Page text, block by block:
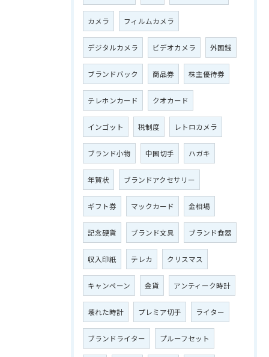
カメラ フィルムカメラ
デジタルカメラ ビデオカメラ 外国銭
ブランドバック 商品券 株主優待券
テレホンカード クオカード
インゴット 税制度 レトロカメラ
ブランド小物 中国切手 ハガキ
年賀状 ブランドアクセサリー
ギフト券 マックカード 金相場
記念硬貨 ブランド文具 ブランド食器
収入印紙 テレカ クリスマス
キャンペーン 金貨 アンティーク時計
壊れた時計 プレミア切手 ライター
ブランドライター プルーフセット